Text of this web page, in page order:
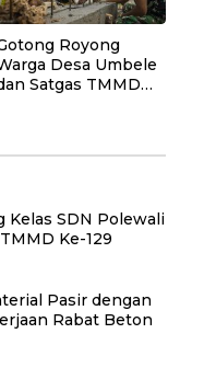
Royong
Desa Umbele
Satgas TMMD
Kelas SDN Polewali
Ke-129
Pasir dengan
Rabat Beton